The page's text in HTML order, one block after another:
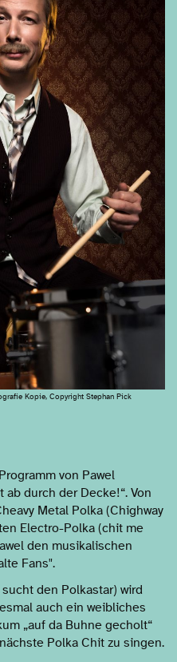
Kopie, Copyright Stephan Pick
von Pawel
durch der Decke!“. Von
Metal Polka (Chighway
Electro-Polka (chit me
den musikalischen
Fans".
den Polkastar) wird
auch ein weibliches
„auf da Buhne gecholt“
Polka Chit zu singen.